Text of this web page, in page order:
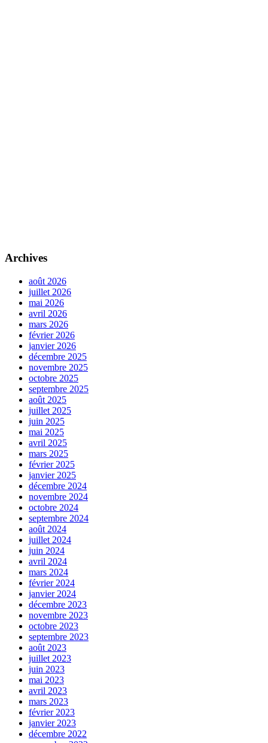
Archives
août 2026
juillet 2026
mai 2026
avril 2026
mars 2026
février 2026
janvier 2026
décembre 2025
novembre 2025
octobre 2025
septembre 2025
août 2025
juillet 2025
juin 2025
mai 2025
avril 2025
mars 2025
février 2025
janvier 2025
décembre 2024
novembre 2024
octobre 2024
septembre 2024
août 2024
juillet 2024
juin 2024
avril 2024
mars 2024
février 2024
janvier 2024
décembre 2023
novembre 2023
octobre 2023
septembre 2023
août 2023
juillet 2023
juin 2023
mai 2023
avril 2023
mars 2023
février 2023
janvier 2023
décembre 2022